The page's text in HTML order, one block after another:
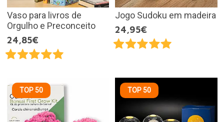
Vaso para livros de
Orgulho e Preconceito
24,85€
Jogo Sudoku em madeira
24,95€
TOP 50 TOP 50